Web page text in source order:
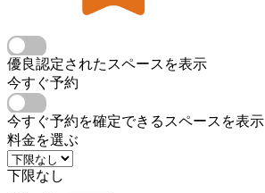
優良認定されたスペースを表示
今すぐ予約
今すぐ予約を確定できるスペースを表示
料金を選ぶ
下限なし